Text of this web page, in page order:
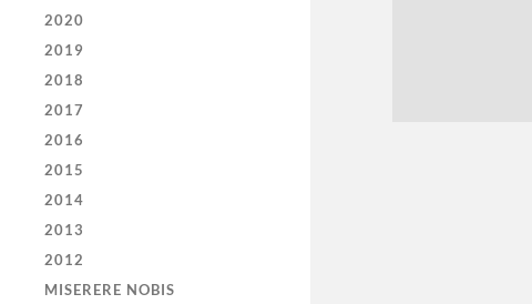
2020
2019
2018
2017
2016
2015
2014
2013
2012
MISERERE NOBIS